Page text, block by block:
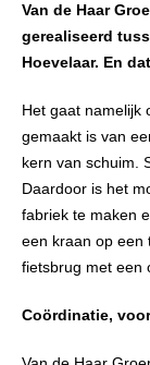
Van de Haar
gerealiseerd
Hoevelaar. En
Het gaat namelijk
gemaakt is van
kern van schuim.
Daardoor is het
fabriek te maken
een kraan op een
fietsbrug met een
Coördinatie,